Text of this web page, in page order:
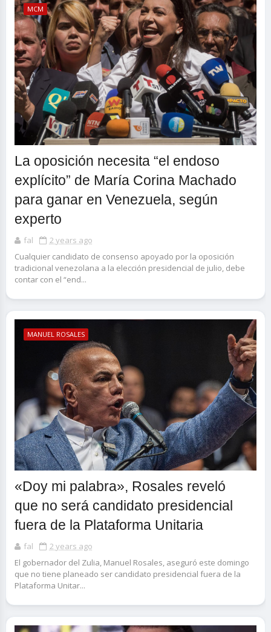
MCM
La oposición necesita “el endoso
explícito” de María Corina Machado
para ganar en Venezuela, según
experto
fal
2 years ago
Cualquier candidato de consenso apoyado por la oposición
tradicional venezolana a la elección presidencial de julio, debe
contar con el “end...
MANUEL ROSALES
«Doy mi palabra», Rosales reveló
que no será candidato presidencial
fuera de la Plataforma Unitaria
fal
2 years ago
El gobernador del Zulia, Manuel Rosales, aseguró este domingo
que no tiene planeado ser candidato presidencial fuera de la
Plataforma Unitar...